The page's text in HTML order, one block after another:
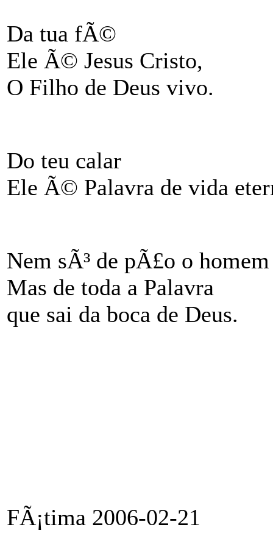
Da tua fÃ©
Ele Ã© Jesus Cristo,
O Filho de Deus vivo.
Do teu calar
Ele Ã© Palavra de vida
Nem sÃ³ de pÃ£o o
Mas de toda a Palavra
que sai da boca de Deus.
FÃ¡tima 2006-02-21